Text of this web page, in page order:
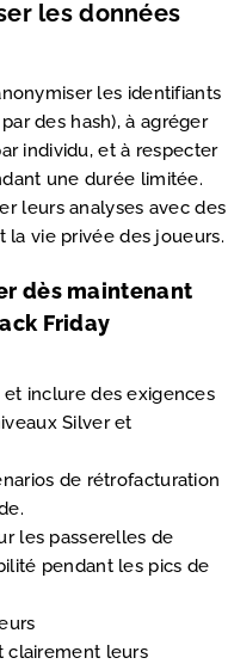
les données
les identifiants
des hash), à agrég­er
individu, et à respecter
une durée limitée.
leurs analyses avec des
vie privée des joueurs.
dès maintenant
Friday
inclure des exigences
Silver et
de rétrofacturation
les passerelles de
pendant les pics de
clairement leurs